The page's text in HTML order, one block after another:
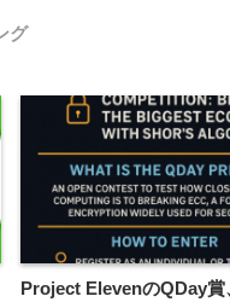
グ
Project ElevenのQDay賞